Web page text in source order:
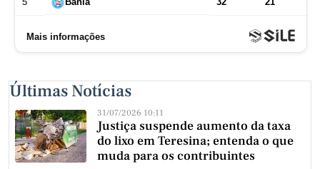
Últimas Notícias
31/07/2026 10:11
Justiça suspende aumento da taxa
do lixo em Teresina; entenda o que
muda para os contribuintes